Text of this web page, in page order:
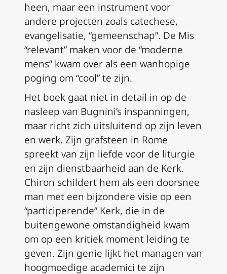
heen, maar een instrument voor
andere projecten zoals catechese,
evangelisatie, “gemeenschap”. De Mis
“relevant” maken voor de “moderne
mens” kwam over als een wanhopige
poging om “cool” te zijn.
Het boek gaat niet in detail in op de
nasleep van Bugnini’s inspanningen,
maar richt zich uitsluitend op zijn leven
en werk. Zijn grafsteen in Rome
spreekt van zijn liefde voor de liturgie
en zijn dienstbaarheid aan de Kerk.
Chiron schildert hem als een doorsnee
man met een bijzondere visie op een
“participerende” Kerk, die in de
buitengewone omstandigheid kwam
om op een kritiek moment leiding te
geven. Zijn genie lijkt het managen van
hoogmoedige academici te zijn